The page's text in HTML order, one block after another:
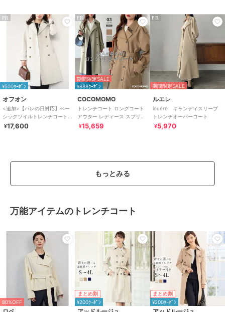
PR
¥500ｸｰﾎﾟﾝ
オフオン
<追加>【ハレの日対応】ベー
シックツイルトレンチコート/
洗える/WEB限定
¥17,600
PR
期間限定SALE
¥888ｸｰﾎﾟﾝ
COCOMOMO
トレンチコート ロングコート
アウター レディース スプリン
グコート ロング丈 ライトアウ
¥15,659
PR
期間限定SALE
ルエレ
louere キャンディスリーブ
トレンチオーバーコート
¥5,970
もっとみる
万能アイテムのトレンチコート
80%OFF
まとめ割
¥200ｸｰﾎﾟﾝ
まとめ割
¥200ｸｰﾎﾟﾝ